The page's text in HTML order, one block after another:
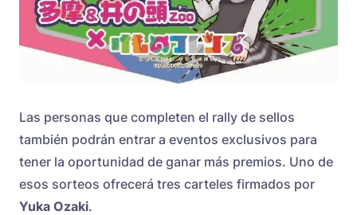
Las personas que completen el rally de sellos
también podrán entrar a eventos exclusivos para
tener la oportunidad de ganar más premios. Uno de
esos sorteos ofrecerá tres carteles firmados por
Yuka Ozaki.